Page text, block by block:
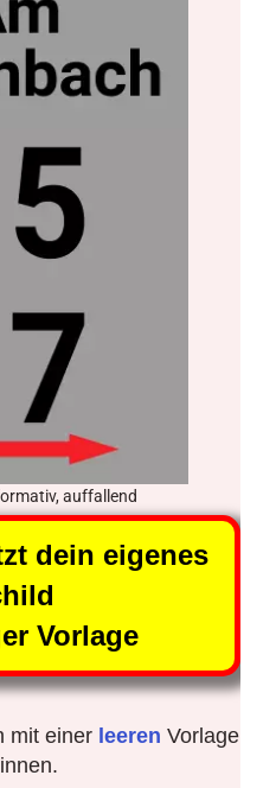
auffallend
dein eigenes
Vorlage
mit einer leeren Vorlage